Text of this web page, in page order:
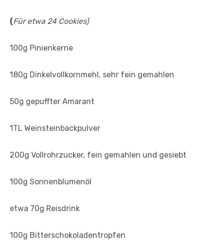
(Für etwa 24 Cookies)
100g Pinienkerne
180g Dinkelvollkornmehl, sehr fein gemahlen
50g gepuffter Amarant
1TL Weinsteinbackpulver
200g Vollrohrzucker, fein gemahlen und gesiebt
100g Sonnenblumenöl
etwa 70g Reisdrink
100g Bitterschokoladentropfen